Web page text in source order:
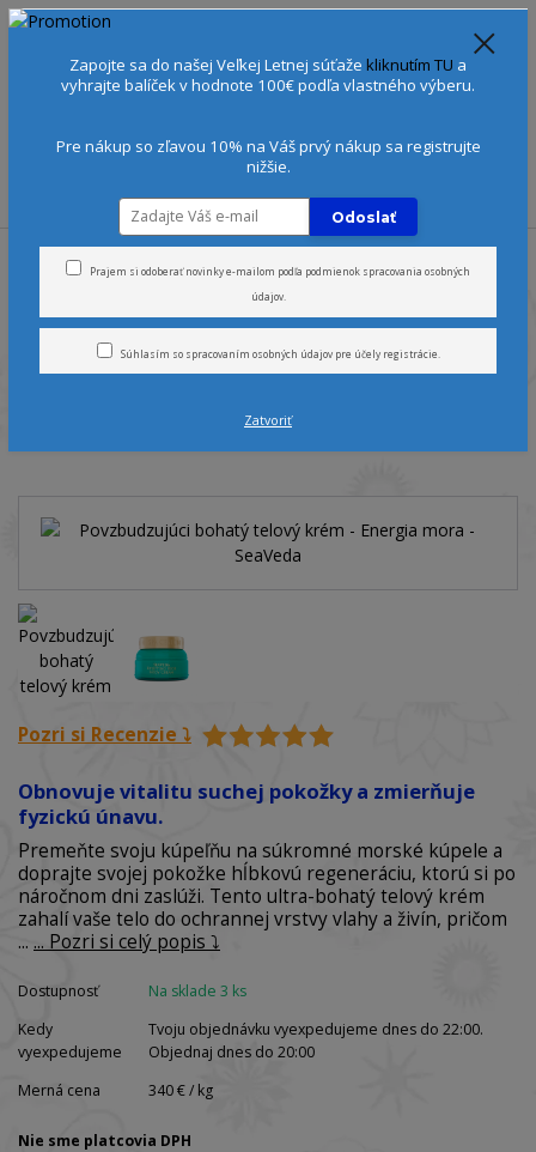
EUR
+421 905 378 103 (Po-Ne, 9-21 hod.)
Úvod Telo Telové mlieka a elixíry
Povzbudzujúci bohatý telový
krém - Energia mora - SeaVeda
Povzbudzujúci bohatý telový
Pozri si Recenzie ⤵️
Obnovuje vitalitu suchej pokožky a zmierňuje
fyzickú únavu.
Premeňte svoju kúpeľňu na súkromné morské kúpele a
doprajte svojej pokožke hĺbkovú regeneráciu, ktorú si po
náročnom dni zaslúži. Tento ultra-bohatý telový krém
zahalí vaše telo do ochrannej vrstvy vlahy a živín, pričom
... ... Pozri si celý popis ⤵️
Dostupnosť
Na sklade 3 ks
Kedy
vyexpedujeme
Tvoju objednávku vyexpedujeme dnes do 22:00.
Objednaj dnes do 20:00
Merná cena
340 € / kg
Nie sme platcovia DPH
Zapojte sa do našej Veľkej Letnej súťaže kliknutím TU a
vyhrajte balíček v hodnote 100€ podľa vlastného výberu.
Pre nákup so zľavou 10% na Váš prvý nákup sa registrujte
nižšie.
Odoslať
Prajem si odoberať novinky e-mailom podľa podmienok spracovania osobných
údajov.
Súhlasím so spracovaním osobných údajovpre účely registrácie.
Zatvoriť